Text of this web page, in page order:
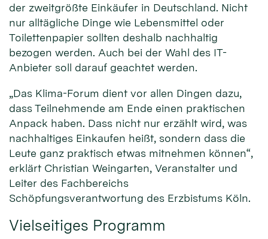
der zweitgrößte Einkäufer in Deutschland. Nicht
nur alltägliche Dinge wie Lebensmittel oder
Toilettenpapier sollten deshalb nachhaltig
bezogen werden. Auch bei der Wahl des IT-
Anbieter soll darauf geachtet werden.
„Das Klima-Forum dient vor allen Dingen dazu,
dass Teilnehmende am Ende einen praktischen
Anpack haben. Dass nicht nur erzählt wird, was
nachhaltiges Einkaufen heißt, sondern dass die
Leute ganz praktisch etwas mitnehmen können“,
erklärt Christian Weingarten, Veranstalter und
Leiter des Fachbereichs
Schöpfungsverantwortung des Erzbistums Köln.
Vielseitiges Programm